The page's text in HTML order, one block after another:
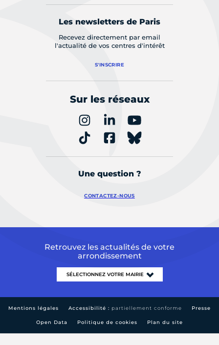
Les newsletters de Paris
Recevez directement par email
l'actualité de vos centres d'intérêt
S'INSCRIRE
Sur les réseaux
Une question ?
CONTACTEZ-NOUS
Retrouvez les actualités de votre
arrondissement
Mentions légales Accessibilité : partiellement conforme Presse
Open Data Politique de cookies Plan du site